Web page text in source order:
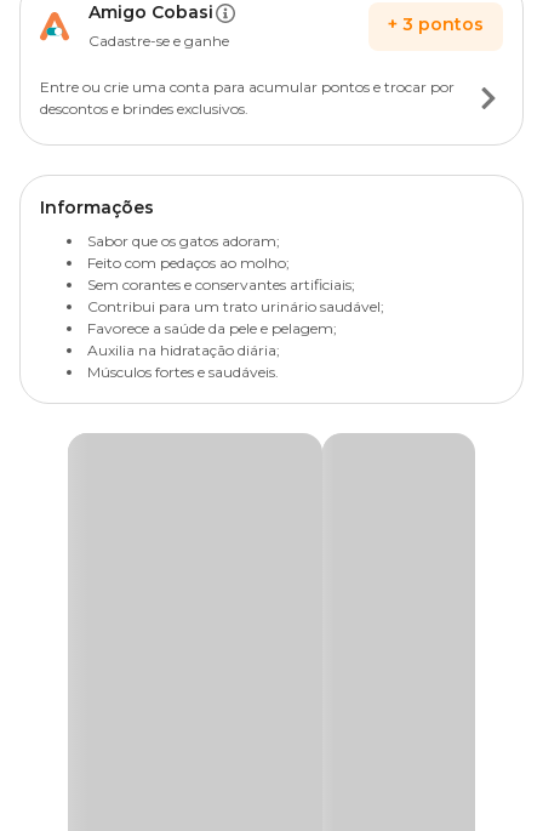
Amigo Cobasi
Cadastre-se e ganhe
+ 3 pontos
Entre ou crie uma conta para acumular pontos e trocar por
descontos e brindes exclusivos.
Informações
Sabor que os gatos adoram;
Feito com pedaços ao molho;
Sem corantes e conservantes artificiais;
Contribui para um trato urinário saudável;
Favorece a saúde da pele e pelagem;
Auxilia na hidratação diária;
Músculos fortes e saudáveis.